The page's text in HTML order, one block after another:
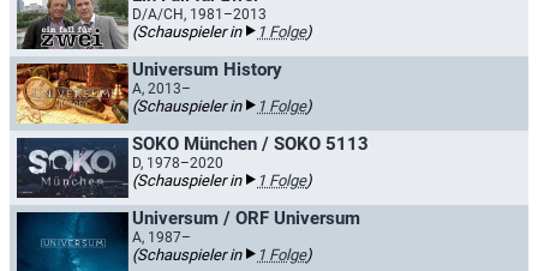
D/A/CH, 1981–2013
(Schauspieler in 1 Folge)
Universum History
A, 2013–
(Schauspieler in 1 Folge)
SOKO München / SOKO 5113
D, 1978–2020
(Schauspieler in 1 Folge)
Universum / ORF Universum
A, 1987–
(Schauspieler in 1 Folge)